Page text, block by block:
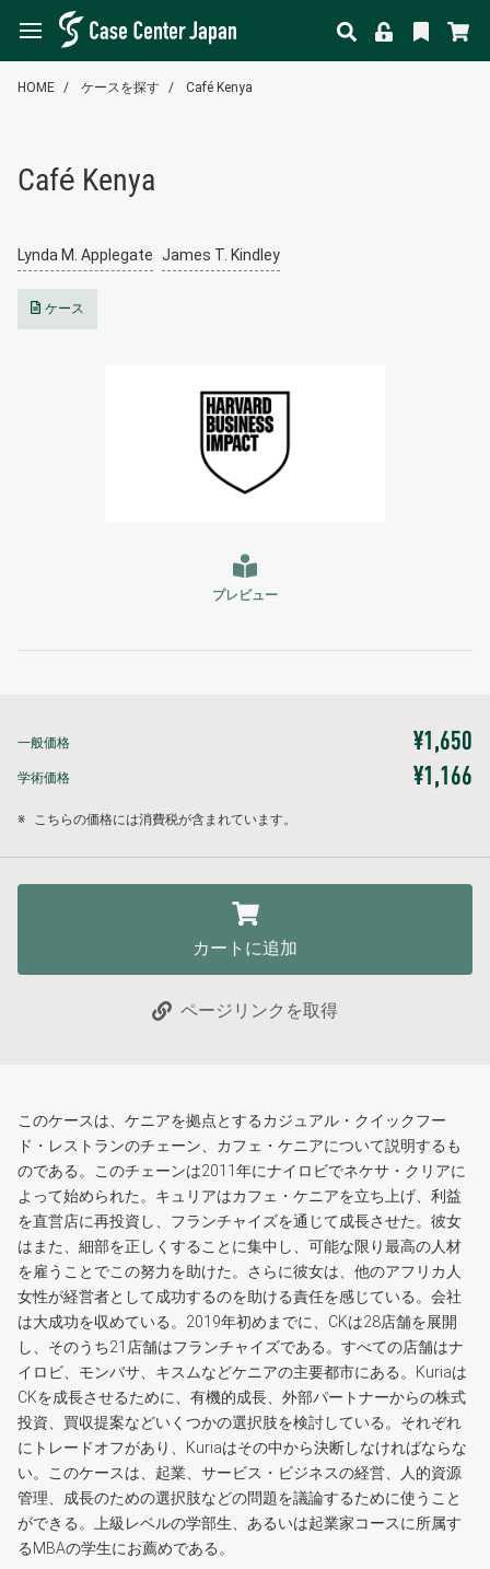
HOME ケースを探す Café Kenya
Café Kenya
Lynda M. Applegate James T. Kindley
ケース
プレビュー
一般価格 ¥1,650
学術価格 ¥1,166
※ こちらの価格には消費税が含まれています。
カートに追加
ページリンクを取得
このケースは、ケニアを拠点とするカジュアル・クイックフー
ド・レストランのチェーン、カフェ・ケニアについて説明するも
のである。このチェーンは2011年にナイロビでネケサ・クリアに
よって始められた。キュリアはカフェ・ケニアを立ち上げ、利益
を直営店に再投資し、フランチャイズを通じて成長させた。彼女
はまた、細部を正しくすることに集中し、可能な限り最高の人材
を雇うことでこの努力を助けた。さらに彼女は、他のアフリカ人
女性が経営者として成功するのを助ける責任を感じている。会社
は大成功を収めている。2019年初めまでに、CKは28店舗を展開
し、そのうち21店舗はフランチャイズである。すべての店舗はナ
イロビ、モンバサ、キスムなどケニアの主要都市にある。Kuriaは
CKを成長させるために、有機的成長、外部パートナーからの株式
投資、買収提案などいくつかの選択肢を検討している。それぞれ
にトレードオフがあり、Kuriaはその中から決断しなければならな
い。このケースは、起業、サービス・ビジネスの経営、人的資源
管理、成長のための選択肢などの問題を議論するために使うこと
ができる。上級レベルの学部生、あるいは起業家コースに所属す
るMBAの学生にお薦めである。